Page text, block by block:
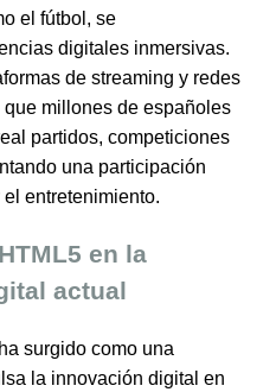
el fútbol, se
digitales inmersivas.
de streaming y redes
millones de españoles
partidos, competiciones
una participación
entretenimiento.
en la
actual
surgido como una
la innovación digital en